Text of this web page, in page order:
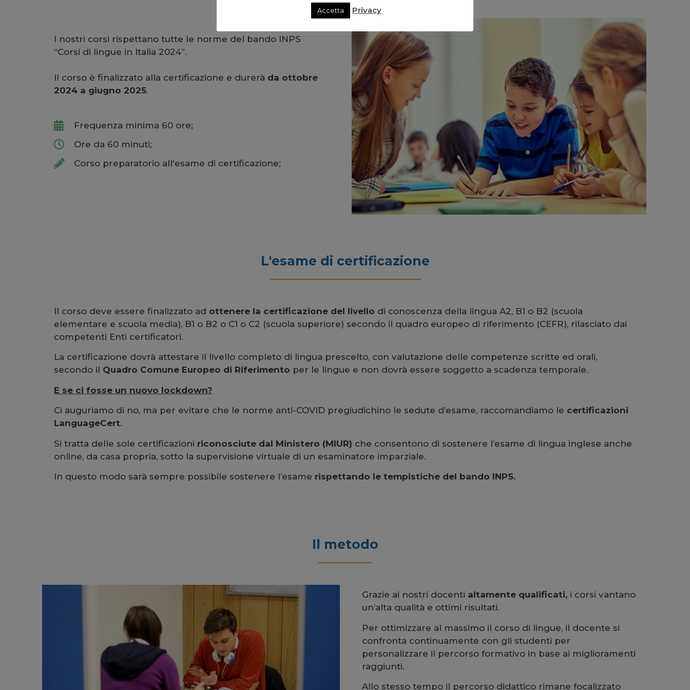
I nostri corsi rispettano tutte le norme del bando INPS
“Corsi di lingue in Italia 2024”.
Il corso è finalizzato alla certificazione e durerà da ottobre
2024 a giugno 2025.
Frequenza minima 60 ore;
Ore da 60 minuti;
Corso preparatorio all'esame di certificazione;
L'esame di certificazione
Il corso deve essere finalizzato ad ottenere la certificazione del livello di conoscenza della lingua A2, B1 o B2 (scuola
elementare e scuola media), B1 o B2 o C1 o C2 (scuola superiore) secondo il quadro europeo di riferimento (CEFR), rilasciato dai
competenti Enti certificatori.
La certificazione dovrà attestare il livello completo di lingua prescelto, con valutazione delle competenze scritte ed orali,
secondo il Quadro Comune Europeo di Riferimento per le lingue e non dovrà essere soggetto a scadenza temporale.
E se ci fosse un nuovo lockdown?
Ci auguriamo di no, ma per evitare che le norme anti-COVID pregiudichino le sedute d’esame, raccomandiamo le certificazioni
LanguageCert.
Si tratta delle sole certificazioni riconosciute dal Ministero (MIUR) che consentono di sostenere l’esame di lingua inglese anche
online, da casa propria, sotto la supervisione virtuale di un esaminatore imparziale.
In questo modo sarà sempre possibile sostenere l’esame rispettando le tempistiche del bando INPS.
Il metodo
Grazie ai nostri docenti altamente qualificati, i corsi vantano
un’alta qualità e ottimi risultati.
Per ottimizzare al massimo il corso di lingue, il docente si
confronta continuamente con gli studenti per
personalizzare il percorso formativo in base ai miglioramenti
raggiunti.
Allo stesso tempo il percorso didattico rimane focalizzato
Accetta Privacy